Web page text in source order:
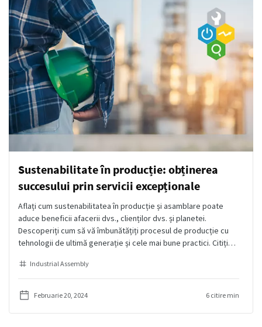
Sustenabilitate în producție: obținerea
succesului prin servicii excepționale
Aflați cum sustenabilitatea în producție și asamblare poate
aduce beneficii afacerii dvs., clienților dvs. și planetei.
Descoperiți cum să vă îmbunătățiți procesul de producție cu
tehnologii de ultimă generație și cele mai bune practici. Citiți
Industrial Assembly
Februarie 20, 2024 6 citire min